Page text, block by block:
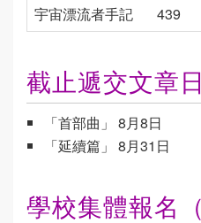
宇宙漂流者手記
439
截止遞交文章
「首部曲」 8月8日
「延續篇」 8月31日
學校集體報名